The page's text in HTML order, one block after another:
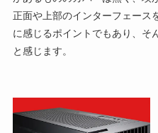
正面や上部のインターフェース
に感じるポイントでもあり、そ
と感じます。